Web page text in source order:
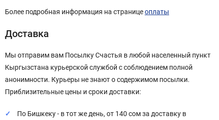
Более подробная информация на страницеоплаты
Доставка
Мы отправим вам Посылку Счастья в любой населенный пункт
Кыргызстана курьерской службой с соблюдением полной
анонимности. Курьеры не знают о содержимом посылки.
Приблизительные цены и сроки доставки:
По Бишкеку - в тот же день, от 140 сом за доставку в